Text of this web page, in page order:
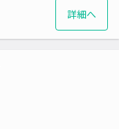
詳細へ